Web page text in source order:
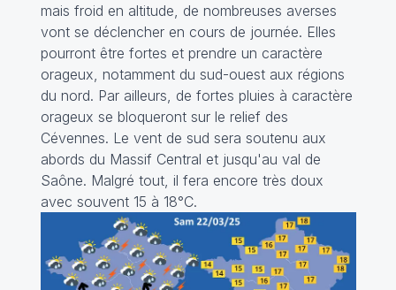
mais froid en altitude, de nombreuses averses
vont se déclencher en cours de journée. Elles
pourront être fortes et prendre un caractère
orageux, notamment du sud-ouest aux régions
du nord. Par ailleurs, de fortes pluies à caractère
orageux se bloqueront sur le relief des
Cévennes. Le vent de sud sera soutenu aux
abords du Massif Central et jusqu'au val de
Saône. Malgré tout, il fera encore très doux
avec souvent 15 à 18°C.